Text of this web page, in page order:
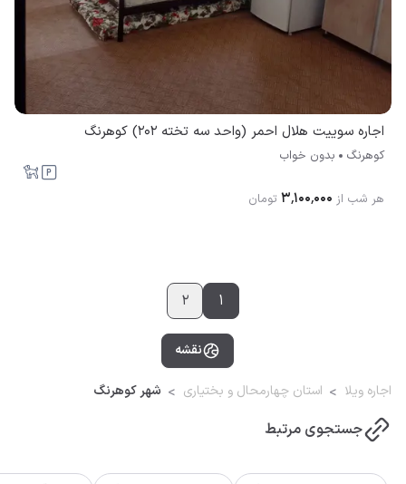
اجاره سوییت هلال احمر (واحد سه تخته 202) کوهرنگ
کوهرنگ بدون خواب
هر شب از ۳٬۱۰۰٬۰۰۰ تومان
1
2
نقشه
اجاره ویلا استان چهارمحال و بختیاری شهر کوهرنگ
جستجوی مرتبط